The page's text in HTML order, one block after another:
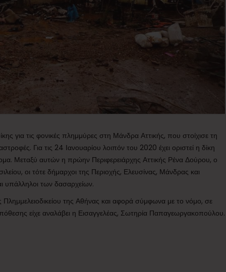
για τις φονικές πλημμύρες στη Μάνδρα Αττικής, που στοίχισε τη
Για τις 24 Ιανουαρίου λοιπόν του 2020 έχει οριστεί η δίκη
Μεταξύ αυτών η πρώην Περιφερειάρχης Αττικής Ρένα Δούρου, ο
οι τότε δήμαρχοι της Περιοχής, Ελευσίνας, Μάνδρας και
υπάλληλοι των δασαρχείων.
Πλημμελειοδικείου της Αθήνας και αφορά σύμφωνα με το νόμο, σε
είχε αναλάβει η Εισαγγελέας, Σωτηρία Παπαγεωργακοπούλου.